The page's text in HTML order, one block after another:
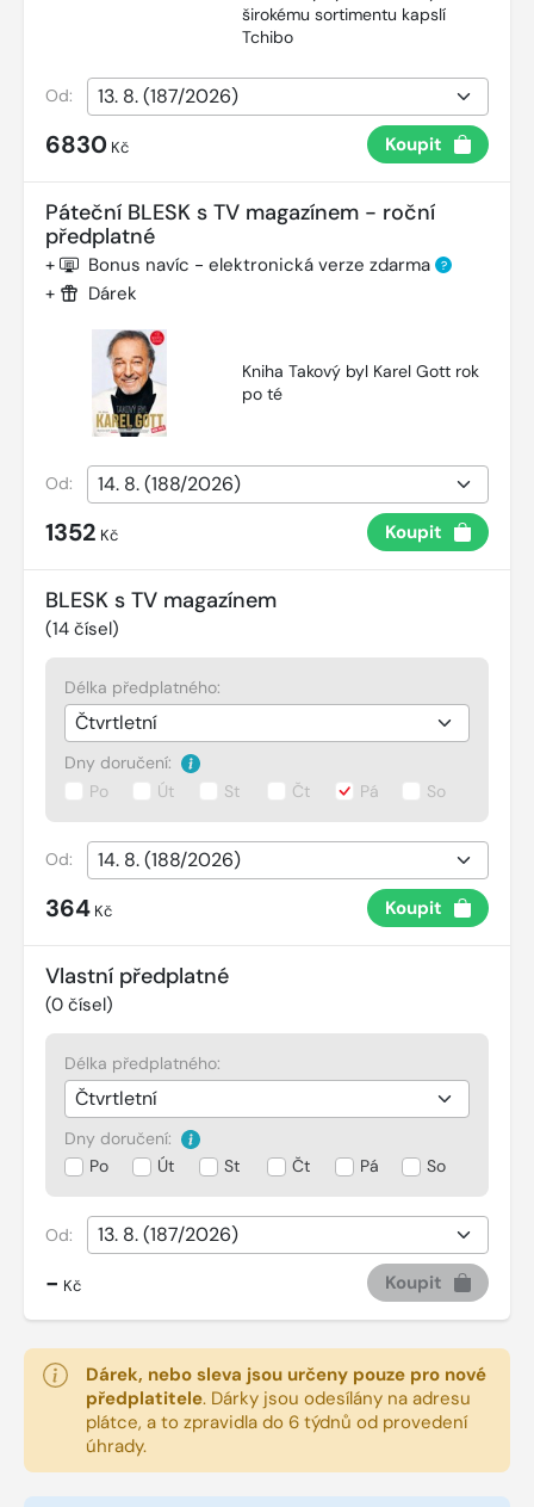
širokému sortimentu kapslí
Tchibo
Od:
6830 Kč Koupit
Páteční BLESK s TV magazínem - roční
předplatné
+ Bonus navíc - elektronická verze zdarma ?
+ Dárek
Kniha Takový byl Karel Gott rok
po té
Od:
1352 Kč Koupit
BLESK s TV magazínem
(14 čísel)
Délka předplatného:
Dny doručení:
Po
Út St Čt Pá So
Od:
364 Kč Koupit
Vlastní předplatné
(0 čísel)
Délka předplatného:
Dny doručení:
Po
Út St Čt Pá So
Od:
- Kč Koupit
Dárek, nebo sleva jsou určeny pouze pro nové
předplatitele. Dárky jsou odesílány na adresu
plátce, a to zpravidla do 6 týdnů od provedení
úhrady.